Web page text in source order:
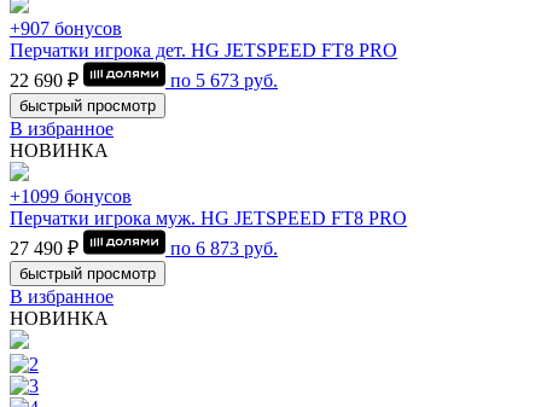
+907 бонусов
Перчатки игрока дет. HG JETSPEED FT8 PRO
22 690 ₽
по 5 673 руб.
быстрый просмотр
В избранное
НОВИНКА
+1099 бонусов
Перчатки игрока муж. HG JETSPEED FT8 PRO
27 490 ₽
по 6 873 руб.
быстрый просмотр
В избранное
НОВИНКА